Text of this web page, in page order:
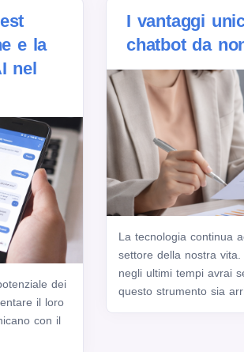
e la
nel
dei
il loro
con il
I vantaggi
chatbot da
La tecnologia continua
settore della nostra
negli ultimi tempi avrai
questo strumento sia